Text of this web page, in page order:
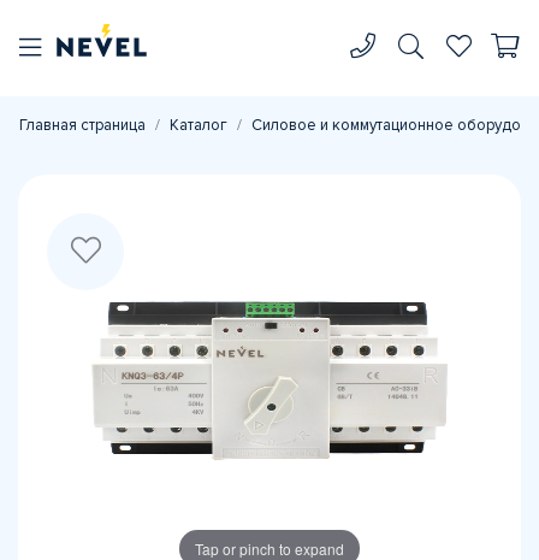
Главная страница Каталог Силовое и коммутационное
Tap or pinch to expand